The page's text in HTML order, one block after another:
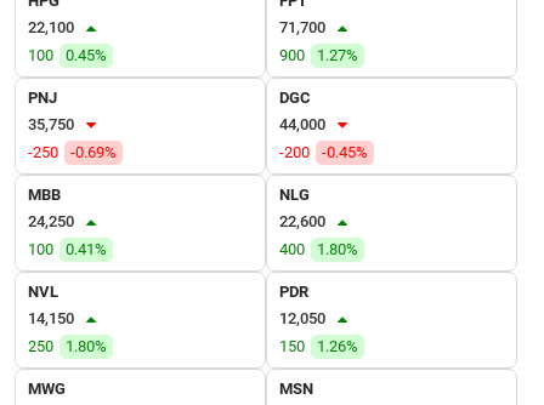
22,100
100
0.45%
71,700
900
1.27%
PNJ
35,750
-250
-0.69%
DGC
44,000
-200
-0.45%
MBB
24,250
100
0.41%
NLG
22,600
400
1.80%
NVL
14,150
250
1.80%
PDR
12,050
150
1.26%
MWG
MSN
VỤ
TRUYỀN
THÔNG
TIỆN
BẤT
ĐỘNG
SẢN